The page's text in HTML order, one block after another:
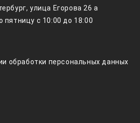
улица Егорова 26 а
пятницу с 10:00 до 18:00
обработки персональных данных